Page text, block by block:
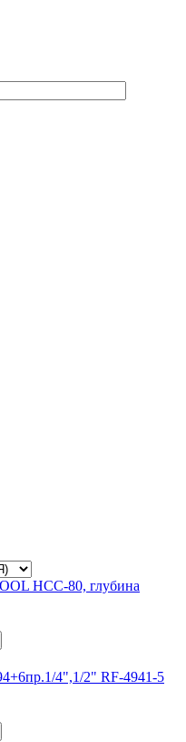
HCC-80, глубина
4",1/2" RF-4941-5